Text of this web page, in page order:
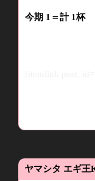
今期 1 ＝計1杯
ヤマシタ エギ王